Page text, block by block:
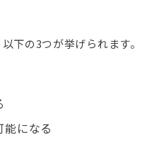
下の3つが挙げられます。
になる